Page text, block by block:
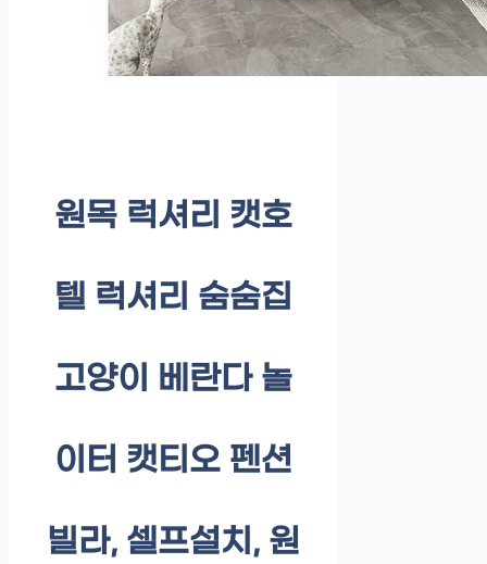
원목 럭셔리 캣호
텔 럭셔리 숨숨집
고양이 베란다 놀
이터 캣티오 펜션
빌라, 셀프설치, 원